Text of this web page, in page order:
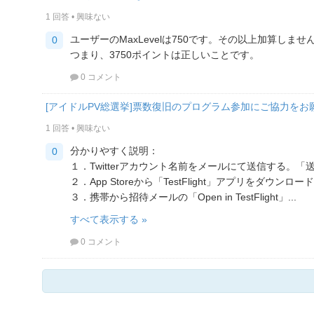
1 回答 • 興味ない
0
ユーザーのMaxLevelは750です。その以上加算しませ
つまり、3750ポイントは正しいことです。
0 コメント
[アイドルPV総選挙]票数復旧のプログラム参加にご協力をお
1 回答 • 興味ない
0
分かりやすく説明：
１．Twitterアカウント名前をメールにて送信する。「
２．App Storeから「TestFlight」アプリをダウンロー
３．携帯から招待メールの「Open in TestFlight」...
すべて表示する »
0 コメント